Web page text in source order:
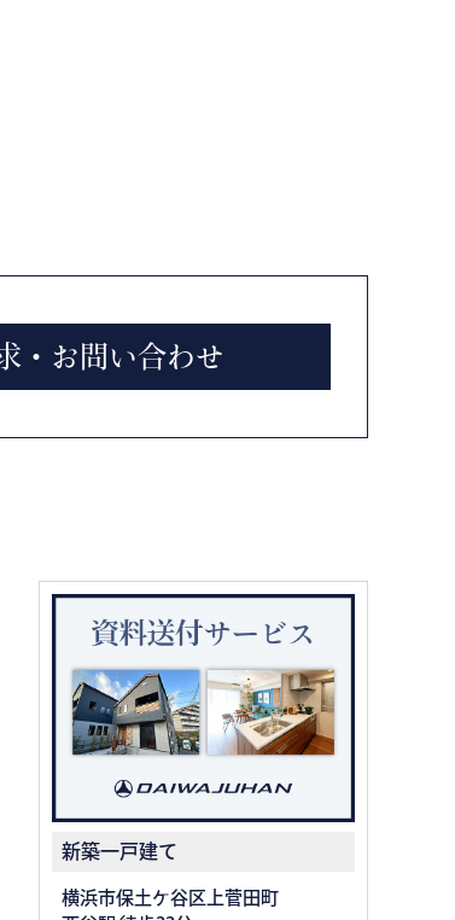
・お問い合わせ
新築一戸建て
横浜市保土ケ谷区上菅田町